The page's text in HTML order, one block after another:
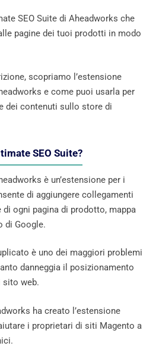
SEO Suite di Aheadworks che
pagine dei tuoi prodotti in modo
scopriamo l’estensione
e come puoi usarla per
dei contenuti sullo store di
SEO Suite?
è un’estensione per i
di aggiungere collegamenti
ogni pagina di prodotto, mappa
di Google.
è uno dei maggiori problemi
danneggia il posizionamento
sito web.
ha creato l’estensione
i proprietari di siti Magento a